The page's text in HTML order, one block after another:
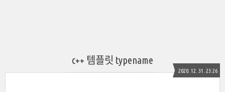
c++ 템플릿 typename
2020. 12. 31. 23:26